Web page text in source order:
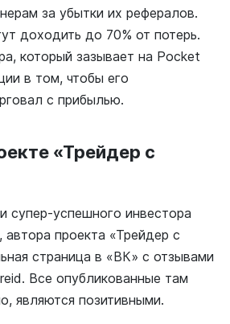
за убытки их рефералов.
доходить до 70% от потерь.
который зазывает на Pocket
в том, чтобы его
с прибылью.
«Трейдер с
супер-успешного инвестора
автора проекта «Трейдер с
страница в «ВК» с отзывами
Все опубликованные там
являются позитивными.